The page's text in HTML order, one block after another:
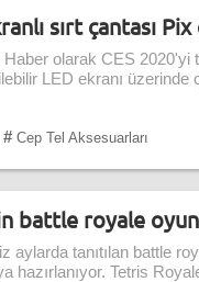
sırt çantası
Haber olarak CES
LED ekranı üzerinde
# Cep Tel Aksesuarları
battle royale
aylarda tanıtılan battle
hazırlanıyor. Tetris